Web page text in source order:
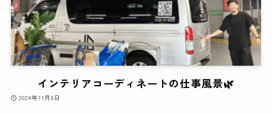
インテリアコーディネートの仕事風景🌿
2024年11月8日